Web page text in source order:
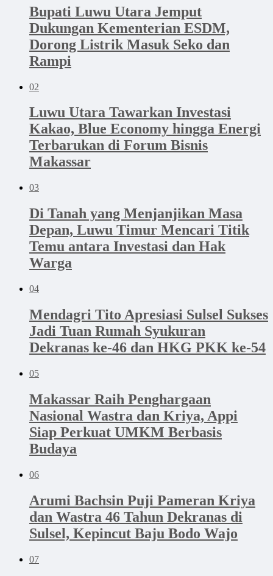
Bupati Luwu Utara Jemput
Dukungan Kementerian ESDM,
Dorong Listrik Masuk Seko dan
Rampi
02
Luwu Utara Tawarkan Investasi
Kakao, Blue Economy hingga Energi
Terbarukan di Forum Bisnis
Makassar
03
Di Tanah yang Menjanjikan Masa
Depan, Luwu Timur Mencari Titik
Temu antara Investasi dan Hak
Warga
04
Mendagri Tito Apresiasi Sulsel Sukses
Jadi Tuan Rumah Syukuran
Dekranas ke-46 dan HKG PKK ke-54
05
Makassar Raih Penghargaan
Nasional Wastra dan Kriya, Appi
Siap Perkuat UMKM Berbasis
Budaya
06
Arumi Bachsin Puji Pameran Kriya
dan Wastra 46 Tahun Dekranas di
Sulsel, Kepincut Baju Bodo Wajo
07